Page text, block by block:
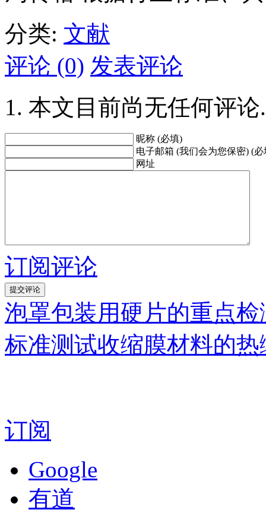
分类: 文献
评论 (0) 发表评论
本文目前尚无任何评论.
昵称 (必填)
电子邮箱 (我们会为您保密) (必
网址
订阅评论
泡罩包装用硬片的重点
标准测试收缩膜材料的热
订阅
Google
有道